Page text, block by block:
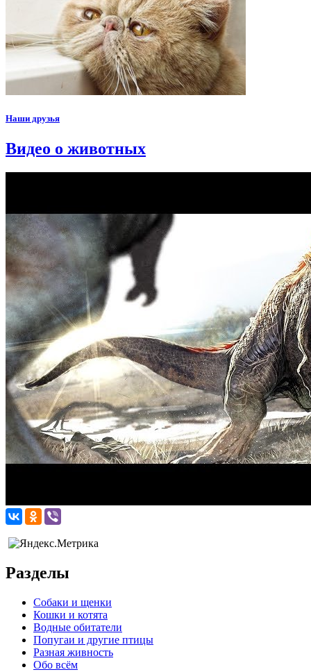
Наши друзья
Видео о животных
Разделы
Собаки и щенки
Кошки и котята
Водные обитатели
Попугаи и другие птицы
Разная живность
Обо всём